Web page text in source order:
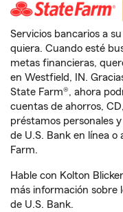
Servicios bancarios a
quiera. Cuando esté
metas financieras,
en Westfield, IN.
State Farm®, ahora
cuentas de ahorros,
préstamos personales
de U.S. Bank en línea
Farm.
Hable con Kolton
más información sobre
de U.S. Bank.